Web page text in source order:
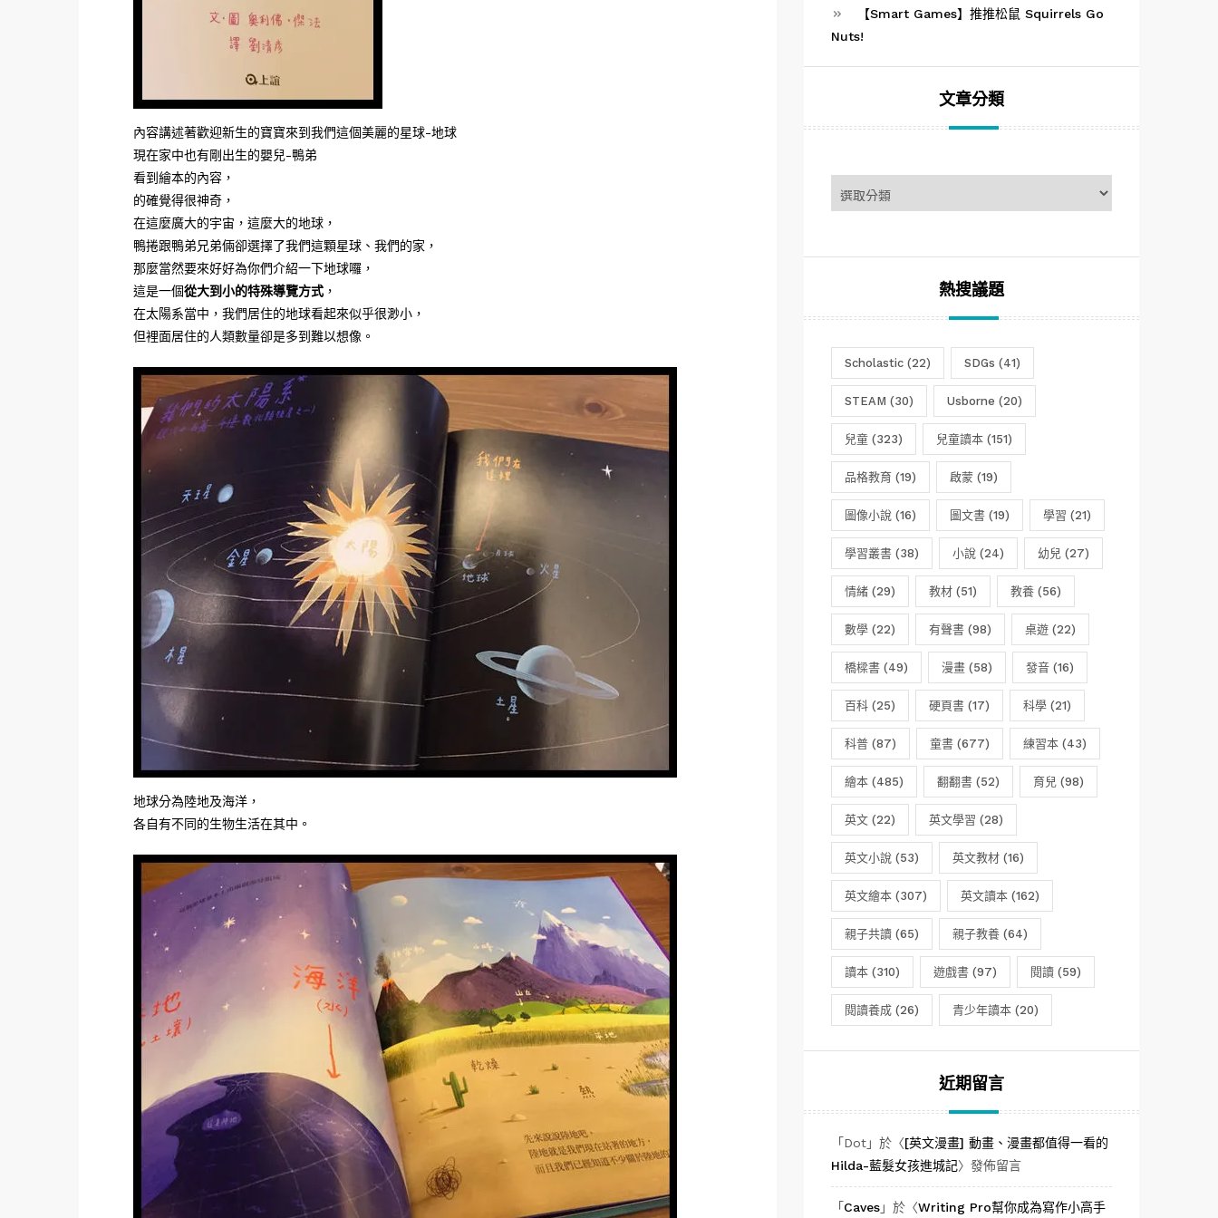
內容講述著歡迎新生的寶寶來到我們這個美麗的星球-地球
現在家中也有剛出生的嬰兒-鴨弟
看到繪本的內容，
的確覺得很神奇，
在這麼廣大的宇宙，這麼大的地球，
鴨捲跟鴨弟兄弟倆卻選擇了我們這顆星球、我們的家，
那麼當然要來好好為你們介紹一下地球囉，
這是一個從大到小的特殊導覽方式 ，
在太陽系當中，我們居住的地球看起來似乎很渺小，
但裡面居住的人類數量卻是多到難以想像。
地球分為陸地及海洋，
各自有不同的生物生活在其中。
【Smart Games】推推松鼠 Squirrels Go
Nuts!
文章分類
章
分
熱搜議題
Scholastic (22) SDGs (41)
STEAM (30) Usborne (20)
兒童 (323) 兒童讀本 (151)
品格教育 (19) 啟蒙 (19)
圖像小說 (16) 圖文書 (19) 學習 (21)
學習叢書 (38) 小說 (24) 幼兒 (27)
情緒 (29) 教材 (51) 教養 (56)
數學 (22) 有聲書 (98) 桌遊 (22)
橋樑書 (49) 漫畫 (58) 發音 (16)
百科 (25) 硬頁書 (17) 科學 (21)
科普 (87) 童書 (677) 練習本 (43)
繪本 (485) 翻翻書 (52) 育兒 (98)
英文 (22) 英文學習 (28)
英文小說 (53) 英文教材 (16)
英文繪本 (307) 英文讀本 (162)
親子共讀 (65) 親子教養 (64)
讀本 (310) 遊戲書 (97) 閱讀 (59)
閱讀養成 (26) 青少年讀本 (20)
近期留言
「 Dot」於〈[英文漫畫] 動畫、漫畫都值得一看的
Hilda-藍髮女孩進城記〉發佈留言
「 Caves」於〈Writing Pro幫你成為寫作小高手